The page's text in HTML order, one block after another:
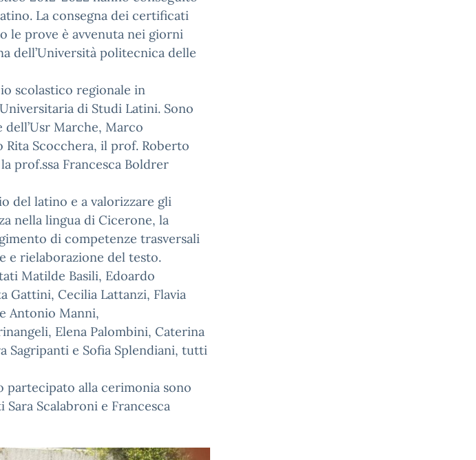
La consegna dei certificati
le prove è avvenuta nei giorni
dell’Università politecnica delle
scolastico regionale in
di Studi Latini. Sono
Marche, Marco
Scocchera, il prof. Roberto
prof.ssa Francesca Boldrer
del latino e a valorizzare gli
nella lingua di Cicerone, la
di competenze trasversali
e rielaborazione del testo.
Matilde Basili, Edoardo
Gattini, Cecilia Lattanzi, Flavia
Antonio Manni,
Elena Palombini, Caterina
Sagripanti e Sofia Splendiani, tutti
partecipato alla cerimonia sono
Scalabroni e Francesca